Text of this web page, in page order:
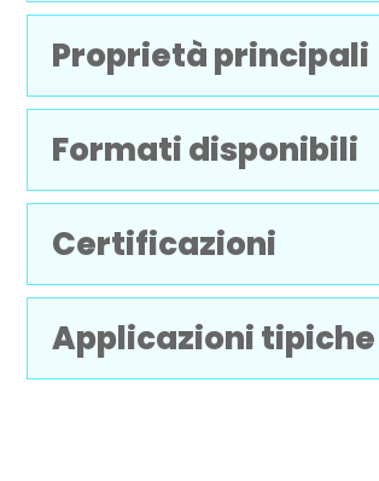
Proprietà principali
Formati disponibili
Certificazioni
Applicazioni tipiche